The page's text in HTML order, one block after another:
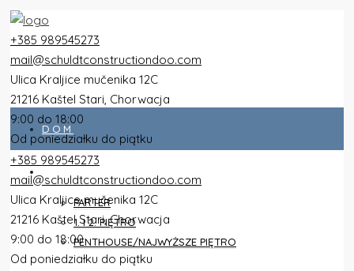
+385 989545273
mail@schuldtconstructiondoo.com
Ulica Kraljice mučenika 12C
21216 Kaštel Stari, Chorwacja
9:00 do 18:00
Od poniedziałku do piątku
DOM
PARTER
1. I 2. PIĘTRO
PENTHOUSE/NAJWYŻSZE PIĘTRO
+385 989545273
mail@schuldtconstructiondoo.com
Ulica Kraljice mučenika 12C
21216 Kaštel Stari, Chorwacja
9:00 do 18:00
Od poniedziałku do piątku